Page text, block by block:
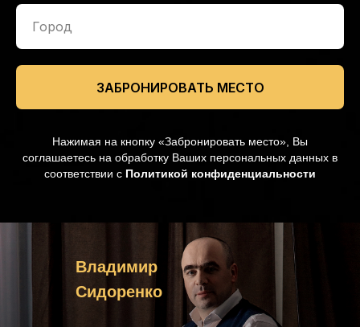
ЗАБРОНИРОВАТЬ МЕСТО
Нажимая на кнопку «Забронировать место», Вы
соглашаетесь на обработку Ваших персональных данных в
соответствии с Политикой конфиденциальности
Владимир
Сидоренко